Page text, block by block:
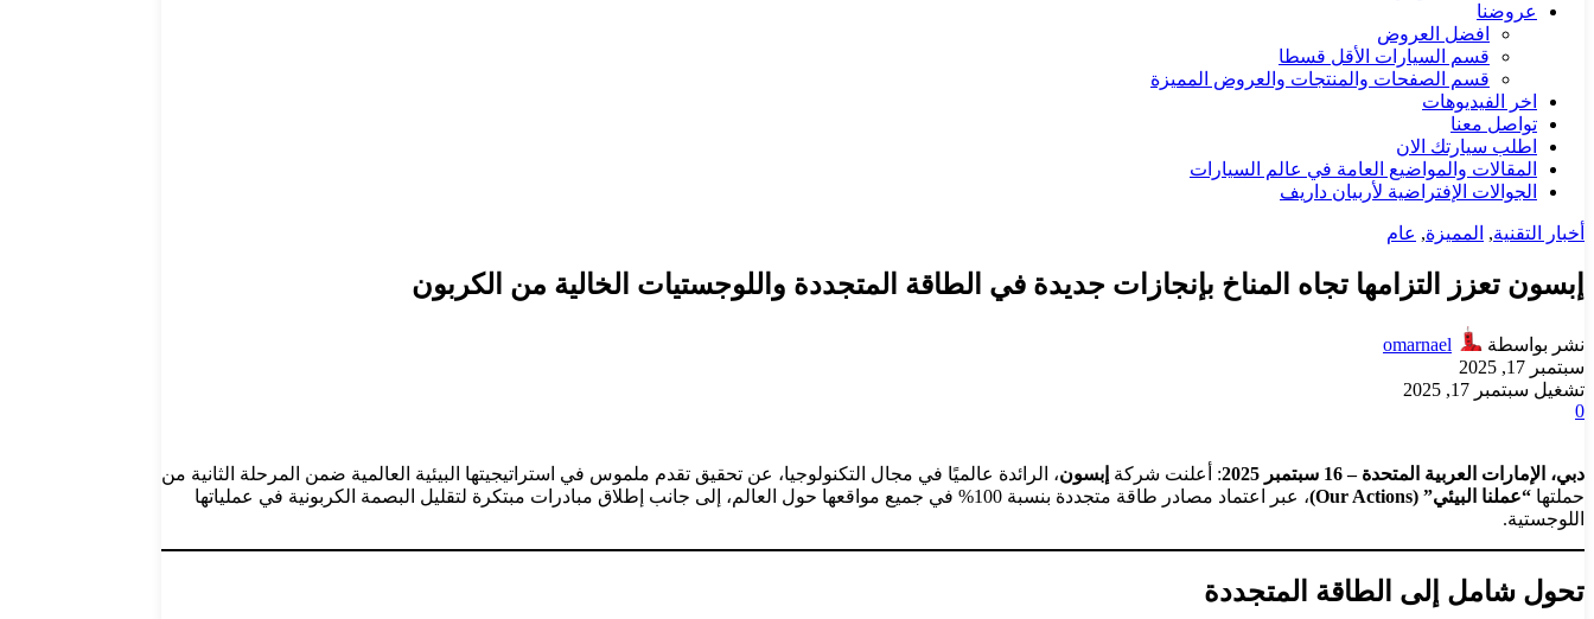
عروضنا
افضل العروض
قسم السيارات الأقل قسطا
قسم الصفحات والمنتجات والعروض المميزة
اخر الفيديوهات
تواصل معنا
اطلب سيارتك الان
المقالات والمواضيع العامة في عالم السيارات
الجوالات الإفتراضية لأربيان داريف
أخبار التقنية, المميزة, عام
إبسون تعزز التزامها تجاه المناخ بإنجازات جديدة في الطاقة المتجددة واللوجستيات الخالية من الكربون
نشر بواسطة
omarnael
سبتمبر 17, 2025
تشغيل سبتمبر 17, 2025
0
دبي، الإمارات العربية المتحدة – 16 سبتمبر 2025 : أعلنت شركة إبسون، الرائدة عالميًا في مجال التكنولوجيا، عن تحقيق تقدم ملموس في استراتيجيتها البيئية العالمية ضمن المرحلة الثانية من
حملتها “عملنا البيئي” (Our Actions)
، عبر اعتماد مصادر طاقة متجددة بنسبة 100% في جميع مواقعها حول العالم، إلى جانب إطلاق مبادرات مبتكرة لتقليل البصمة الكربونية في عملياتها
اللوجستية.
تحول شامل إلى الطاقة المتجددة